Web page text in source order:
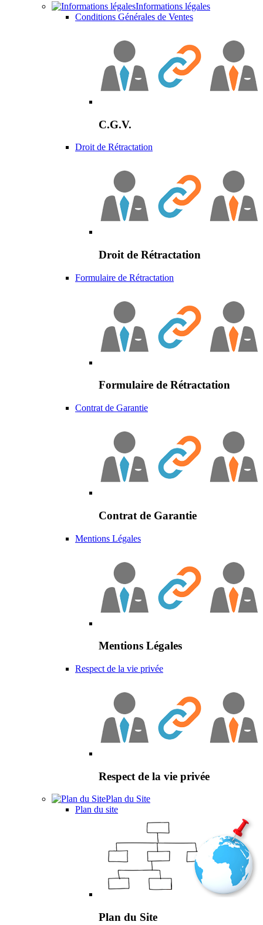
Informations légales
Conditions Générales de Ventes
C.G.V.
Droit de Rétractation
Droit de Rétractation
Formulaire de Rétractation
Formulaire de Rétractation
Contrat de Garantie
Contrat de Garantie
Mentions Légales
Mentions Légales
Respect de la vie privée
Respect de la vie privée
Plan du Site
Plan du site
Plan du Site